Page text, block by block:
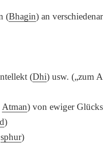
(Bhagin) an
(Dhi) usw. („zum
Atman) von ewiger
)
sphur)